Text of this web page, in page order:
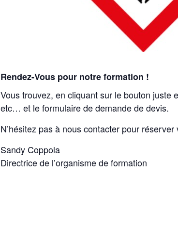
Rendez-Vous pour notre formation !
Vous trouvez, en cliquant sur le bouton juste
etc… et le formulaire de demande de devis.
N’hésitez pas à nous contacter pour
Sandy Coppola
Directrice de l’organisme de formation